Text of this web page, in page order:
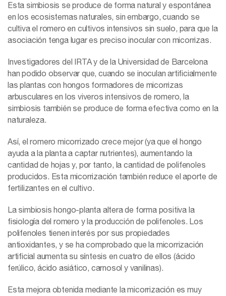
Esta simbiosis se produce de forma natural y espontánea
en los ecosistemas naturales, sin embargo, cuando se
cultiva el romero en cultivos intensivos sin suelo, para que la
asociación tenga lugar es preciso inocular con micorrizas.
Investigadores del IRTA y de la Universidad de Barcelona
han podido observar que, cuando se inoculan artificialmente
las plantas con hongos formadores de micorrizas
arbusculares en los viveros intensivos de romero, la
simbiosis también se produce de forma efectiva como en la
naturaleza.
Así, el romero micorrizado crece mejor (ya que el hongo
ayuda a la planta a captar nutrientes), aumentando la
cantidad de hojas y, por tanto, la cantidad de polifenoles
producidos. Esta micorrización también reduce el aporte de
fertilizantes en el cultivo.
La simbiosis hongo-planta altera de forma positiva la
fisiología del romero y la producción de polifenoles. Los
polifenoles tienen interés por sus propiedades
antioxidantes, y se ha comprobado que la micorrización
artificial aumenta su síntesis en cuatro de ellos (ácido
ferúlico, ácido asiático, carnosol y vanilinas).
Esta mejora obtenida mediante la micorrización es muy